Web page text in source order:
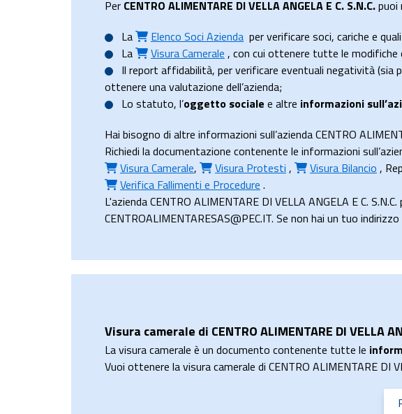
Per CENTRO ALIMENTARE DI VELLA ANGELA E C. S.N.C.puoi
La
Elenco Soci Azienda per verificare soci, cariche e
La
Visura Camerale , con cui ottenere tutte le modifiche
Il report affidabilità, per verificare eventuali negatività (sia
ottenere una valutazione dell’azienda;
Lo statuto, l’oggetto sociale e altre informazioni
Hai bisogno di altre informazioni sull’azienda CENTRO
Richiedi la documentazione contenente le informazioni
Visura Camerale, Visura Protesti , Visura Bilancio ,
Verifica Fallimenti e Procedure .
L'azienda CENTRO ALIMENTARE DI VELLA ANGELA E C.
CENTROALIMENTARESAS@PEC.IT. Se non hai un tuo
Visura camerale di CENTRO ALIMENTARE DI VELLA
La visura camerale è un documento contenente tutte le
Vuoi ottenere la visura camerale di CENTRO ALIMENTARE DI